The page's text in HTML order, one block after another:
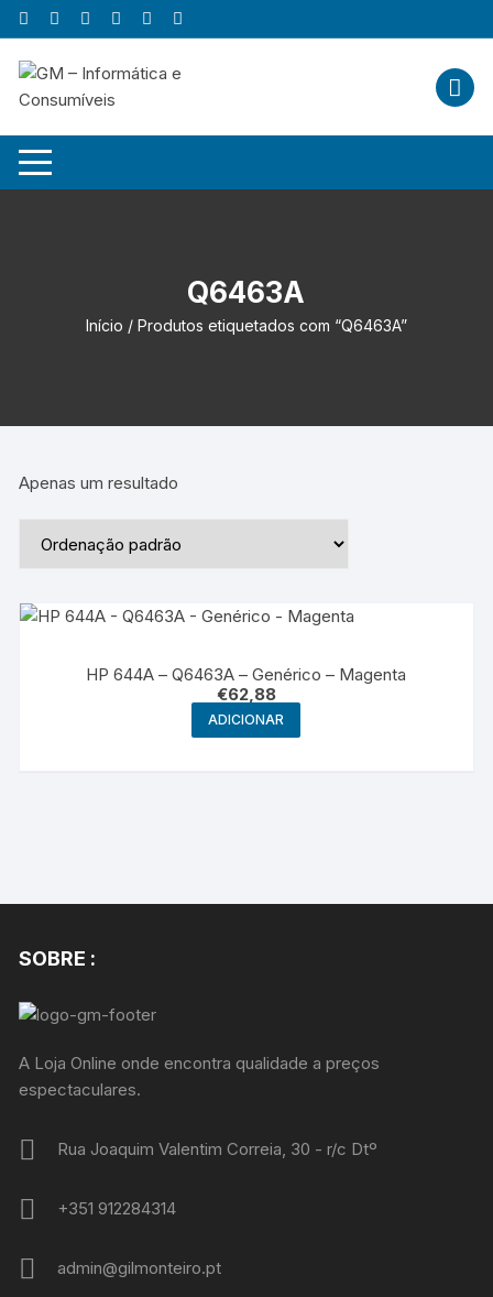
Skip
to
content
Q6463A
Início / Produtos etiquetados com “Q6463A”
Apenas um resultado
HP 644A – Q6463A – Genérico – Magenta
€62,88
ADICIONAR
SOBRE :
A Loja Online onde encontra qualidade a preços
espectaculares.
Rua Joaquim Valentim Correia, 30 - r/c Dtº
+351 912284314
admin@gilmonteiro.pt